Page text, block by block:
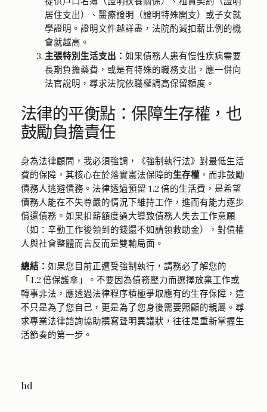
居住支出）、醫療證明（證明特殊開支）或子女就
學證明。證明文件越詳盡，法院酌減扣薪比例的機
會就越高。
主張特別生活支出： 如果債務人患有慢性疾病需要
長期負擔藥費，或是有特殊的職務支出，應一併向
法官說明，尋求法院依職權調高保留額度。
法律的平衡點：保障生存權，也
鼓勵負擔責任
身為法律顧問，我必須強調，《強制執行法》對最低生活
費的保障，其核心在於落實憲法保障的生存權，而非鼓勵
債務人逃避債務。法律透過預留 1.2 倍的生活費，是希望
債務人能在不失尊嚴的情況下維持工作，進而有能力逐步
償還債務。如果扣薪額度過大導致債務人失去工作意願
（如：辛勤工作後領到的錢還不如請領救助金），對債權
人與社會整體而言反而是雙輸局面。
總結： 如果您目前正遭受強制執行，請務必了解您的
「1.2 倍保護傘」。不要因為債務壓力而選擇放棄工作或
轉事非法，應透過法律程序積極爭取應有的生存保障，這
不只是為了您自己，更是為了您身後需要照顧的親屬。尋
求專業法律諮詢協助撰寫聲明異議狀，往往是重新掌握生
活節奏的第一步。
hd